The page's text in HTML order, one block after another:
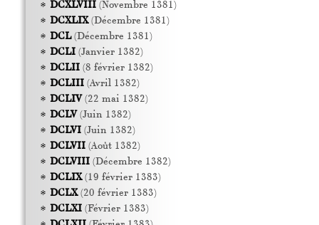
DCXLVIII(Novembre 1381)
DCXLIX(Décembre 1381)
DCL(Décembre 1381)
DCLI(Janvier 1382)
DCLII(8 février 1382)
DCLIII(Avril 1382)
DCLIV(22 mai 1382)
DCLV(Juin 1382)
DCLVI(Juin 1382)
DCLVII(Août 1382)
DCLVIII(Décembre 1382)
DCLIX(19 février 1383)
DCLX(20 février 1383)
DCLXI(Février 1383)